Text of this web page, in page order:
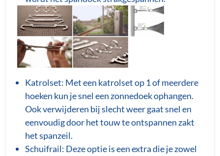
Katrolset: Met een katrolset op 1 of meerdere
hoeken kun je snel een zonnedoek ophangen.
Ook verwijderen bij slecht weer gaat snel en
eenvoudig door het touw te ontspannen zakt
het spanzeil.
Schuifrail: Deze optie is een extra die je zowel